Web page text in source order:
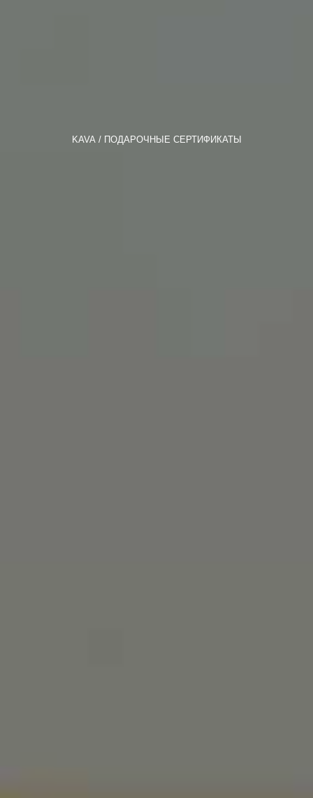
KAVA ПОДАРОЧНЫЕ СЕРТИФИКАТЫ